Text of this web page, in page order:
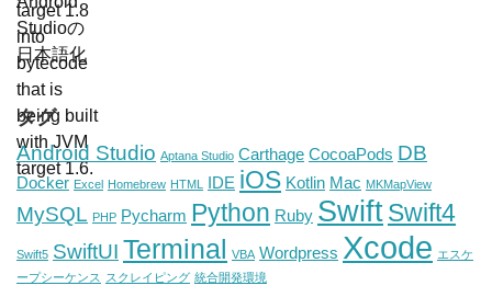
タグ
Android Studio Aptana Studio Carthage CocoaPods DB
Docker Excel Homebrew HTML IDE iOS Kotlin Mac MKMapView
MySQL PHP Pycharm Python Ruby SwiftSwift4
Swift5 SwiftUI Terminal VBA Wordpress Xcode エスケ
ープシーケンス スクレイピング 統合開発環境